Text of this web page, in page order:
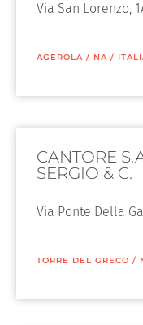
Via San Lorenzo,
AGEROLA / NA /
CANTORE
SERGIO & C.
Via Ponte Della
TORRE DEL GRECO /